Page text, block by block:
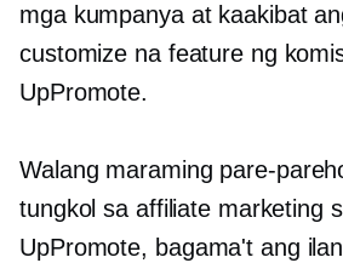
mga kumpanya at kaakibat
customize na feature ng
UpPromote.
Walang maraming pare-
tungkol sa affiliate marketing
UpPromote, bagama't ang